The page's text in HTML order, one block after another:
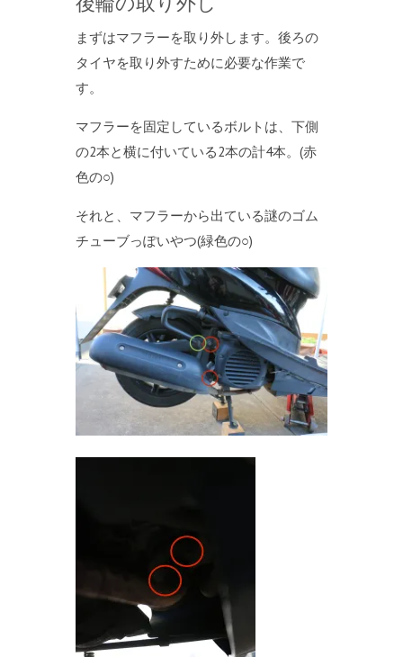
まずはマフラーを取り外します。後ろの
タイヤを取り外すために必要な作業で
す。
マフラーを固定しているボルトは、下側
の2本と横に付いている2本の計4本。(赤
色の○)
それと、マフラーから出ている謎のゴム
チューブっぽいやつ(緑色の○)